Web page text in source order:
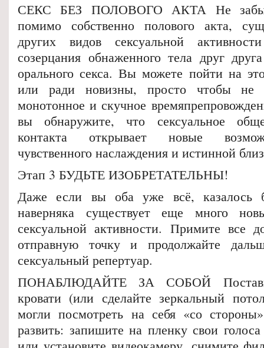
СЕКС БЕЗ ПОЛОВОГО АКТА Не
помимо собственно полового акта,
других видов сексуальной
созерцания обнаженного тела друг
орального секса. Вы можете пойти на
или ради новизны, просто чтобы не
монотонное и скучное
вы обнаружите, что сексуальное
контакта открывает новые
чувственного наслаждения и истинной
Этап 3 БУДЬТЕ ИЗОБРЕТАТЕЛЬНЫ!
Даже если вы оба уже всё, казалось
наверняка существует еще много
сексуальной активности. Примите все
отправную точку и продолжайте
сексуальный репертуар.
ПОНАБЛЮДАЙТЕ ЗА СОБОЙ
кровати (или сделайте зеркальный
могли посмотреть на себя «со
развить: запишите на пленку свои